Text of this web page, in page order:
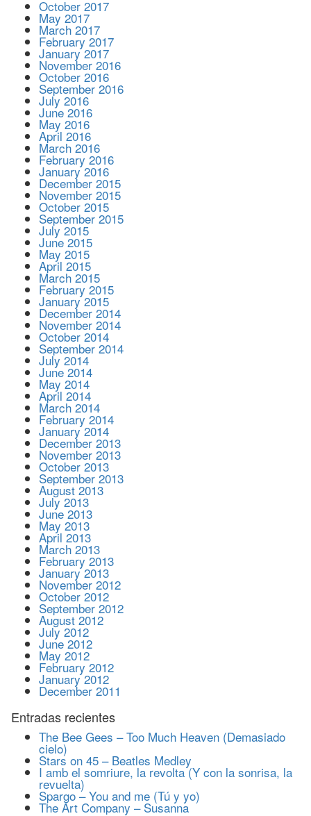
October 2017
May 2017
March 2017
February 2017
January 2017
November 2016
October 2016
September 2016
July 2016
June 2016
May 2016
April 2016
March 2016
February 2016
January 2016
December 2015
November 2015
October 2015
September 2015
July 2015
June 2015
May 2015
April 2015
March 2015
February 2015
January 2015
December 2014
November 2014
October 2014
September 2014
July 2014
June 2014
May 2014
April 2014
March 2014
February 2014
January 2014
December 2013
November 2013
October 2013
September 2013
August 2013
July 2013
June 2013
May 2013
April 2013
March 2013
February 2013
January 2013
November 2012
October 2012
September 2012
August 2012
July 2012
June 2012
May 2012
February 2012
January 2012
December 2011
Entradas recientes
The Bee Gees – Too Much Heaven (Demasiado
cielo)
Stars on 45 – Beatles Medley
I amb el somriure, la revolta (Y con la sonrisa, la
revuelta)
Spargo – You and me (Tú y yo)
The Art Company – Susanna